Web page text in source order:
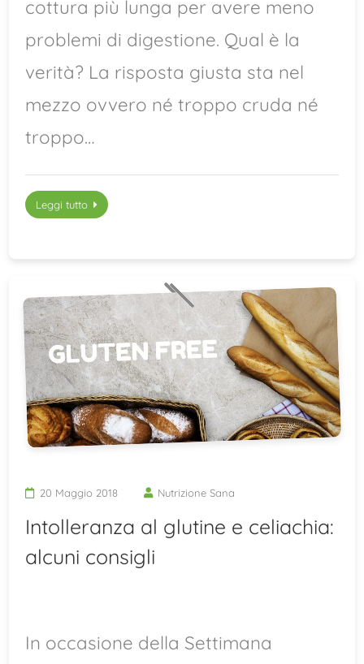
cottura più lunga per avere meno
problemi di digestione. Qual è la
verità? La risposta giusta sta nel
mezzo ovvero né troppo cruda né
troppo…
Leggi tutto
20 Maggio 2018 Nutrizione Sana
Intolleranza al glutine e celiachia:
alcuni consigli
In occasione della Settimana